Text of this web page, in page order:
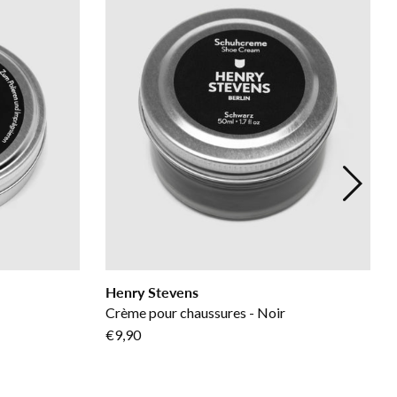
Henry Stevens
Crème pour chaussures - Noir
€9,90